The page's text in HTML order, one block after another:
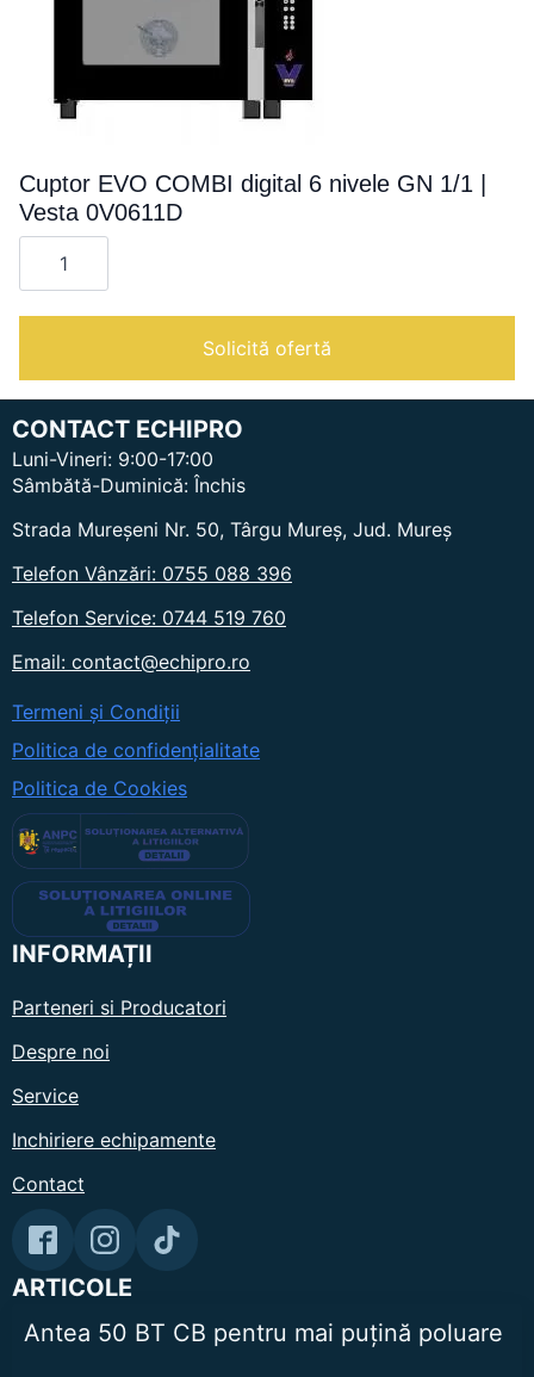
Cuptor EVO COMBI digital 6 nivele GN 1/1 |
Vesta 0V0611D
Cantitate
Cuptor
EVO
digital
GN
1/1
|
Vesta
0V0611D
Solicită ofertă
CONTACT ECHIPRO
Luni-Vineri: 9:00-17:00
Sâmbătă-Duminică: Închis
Strada Mureșeni Nr. 50, Târgu Mureș, Jud. Mureș
Telefon Vânzări: 0755 088 396
Telefon Service: 0744 519 760
Email: contact@echipro.ro
Termeni și Condiții
Politica de confidențialitate
Politica de Cookies
INFORMAȚII
Parteneri si Producatori
Despre noi
Service
Inchiriere echipamente
Contact
ARTICOLE
Antea 50 BT CB pentru mai puțină poluare